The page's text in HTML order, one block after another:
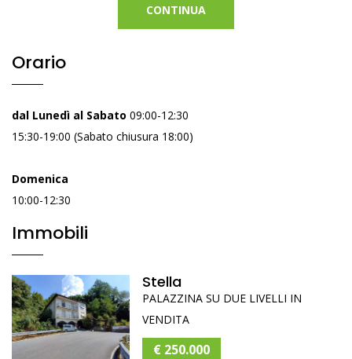
CONTINUA
Orario
dal Lunedì al Sabato 09:00-12:30
15:30-19:00 (Sabato chiusura 18:00)
Domenica
10:00-12:30
Immobili
Stella
PALAZZINA SU DUE LIVELLI IN
VENDITA
€ 250.000